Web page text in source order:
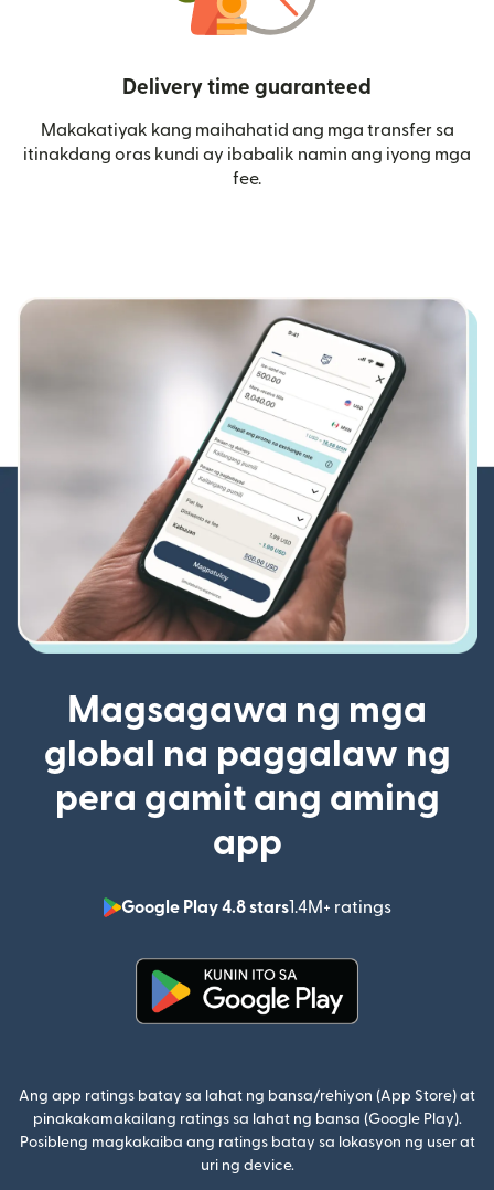
Delivery time guaranteed
Makakatiyak kang maihahatid ang mga transfer sa
itinakdang oras kundi ay ibabalik namin ang iyong mga
fee.
Magsagawa ng mga
global na paggalaw ng
pera gamit ang aming
app
Google Play 4.8 stars1.4M+ ratings
(bubukas
Ang app ratings batay sa lahat ng bansa/rehiyon (App Store) at
pinakakamakailang ratings sa lahat ng bansa (Google Play).
Posibleng magkakaiba ang ratings batay sa lokasyon ng user at
uri ng device.